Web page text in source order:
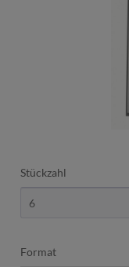
Stückzahl
Format